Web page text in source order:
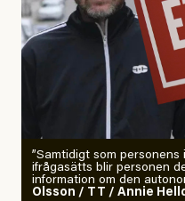
”Samtidigt som
ifrågasätts blir personen
information om den
Olsson / TT / Annie